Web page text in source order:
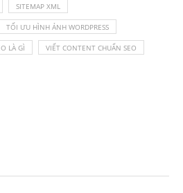
SITEMAP XML
TỐI ƯU HÌNH ẢNH WORDPRESS
LÀ GÌ VIẾT CONTENT CHUẨN SEO